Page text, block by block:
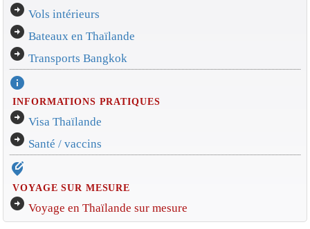
arrow_circle_right Vols intérieurs
arrow_circle_right Bateaux en Thaïlande
arrow_circle_right Transports Bangkok
info
INFORMATIONS PRATIQUES
arrow_circle_right Visa Thaïlande
arrow_circle_right Santé / vaccins
edit_location_alt
VOYAGE SUR MESURE
arrow_circle_right Voyage en Thaïlande sur mesure